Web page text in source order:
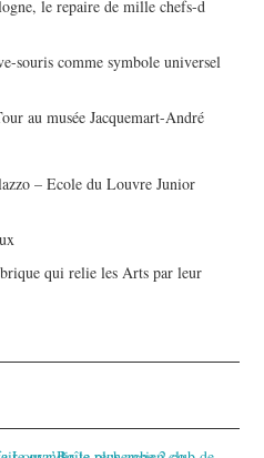
le repaire de mille chefs-d
souris comme symbole universel
au musée Jacquemart-André
– Ecole du Louvre Junior
qui relie les Arts par leur